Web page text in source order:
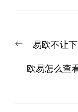
章
导
Previous易欧不让
欧易怎么查